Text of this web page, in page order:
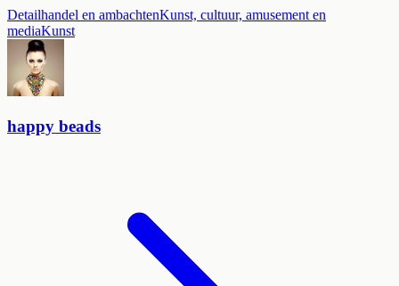
Detailhandel en ambachtenKunst, cultuur, amusement en
mediaKunst
happy beads